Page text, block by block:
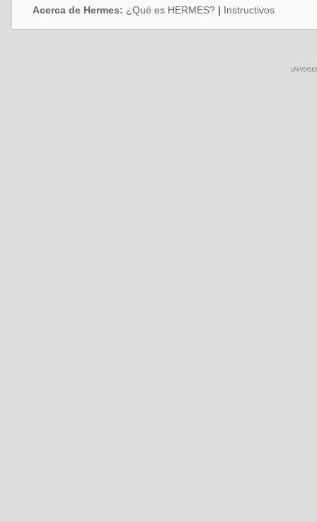
Acerca de Hermes: ¿Qué es HERMES? | Instructivos